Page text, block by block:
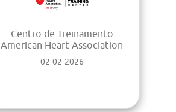
Centro de Treinamento
American Heart Association
02-02-2026